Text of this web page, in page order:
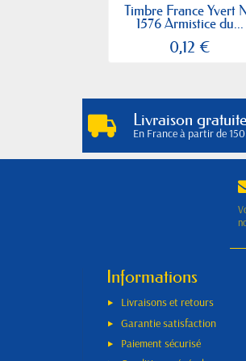
Timbre France Yvert
1576 Armistice du...
0,12 €
Livraison gratuite
En France à partir de
Informations
Livraisons et retours
Garantie satisfaction
Paiement sécurisé